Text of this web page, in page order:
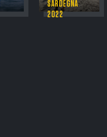
SARDEGNA
2022